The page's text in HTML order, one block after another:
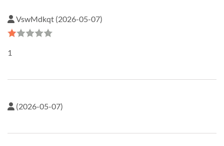
VswMdkqt (2026-05-07)
1
(2026-05-07)